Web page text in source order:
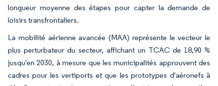
longueur moyenne des étapes pour capter la demande de
loisirs transfrontaliers.
La mobilité aérienne avancée (MAA) représente le vecteur le
plus perturbateur du secteur, affichant un TCAC de 18,90 %
jusqu'en 2030, à mesure que les municipalités approuvent des
cadres pour les vertiports et que les prototypes d'aéronefs à